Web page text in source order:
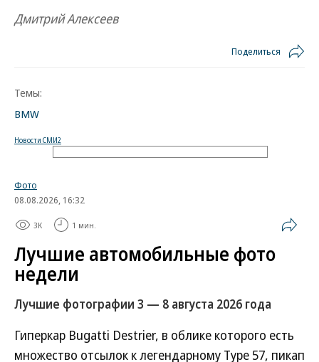
Дмитрий Алексеев
Поделиться
Темы:
BMW
Новости СМИ2
Фото